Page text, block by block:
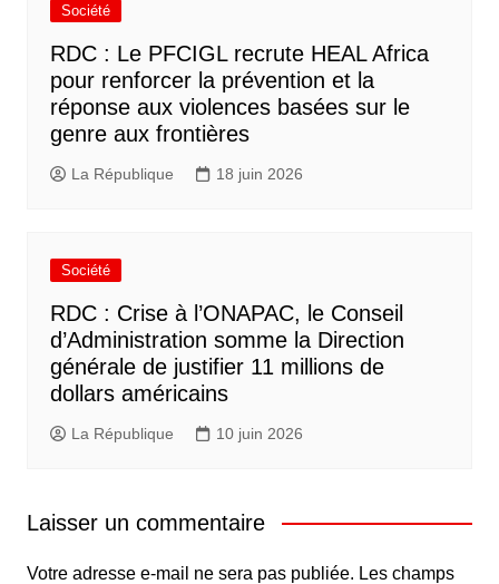
Société
RDC : Le PFCIGL recrute HEAL Africa
pour renforcer la prévention et la
réponse aux violences basées sur le
genre aux frontières
La République 18 juin 2026
Société
RDC : Crise à l’ONAPAC, le Conseil
d’Administration somme la Direction
générale de justifier 11 millions de
dollars américains
La République 10 juin 2026
Laisser un commentaire
Votre adresse e-mail ne sera pas publiée. Les champs